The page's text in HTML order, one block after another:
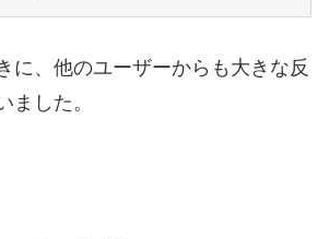
に、他のユーザーからも大きな反
ました。